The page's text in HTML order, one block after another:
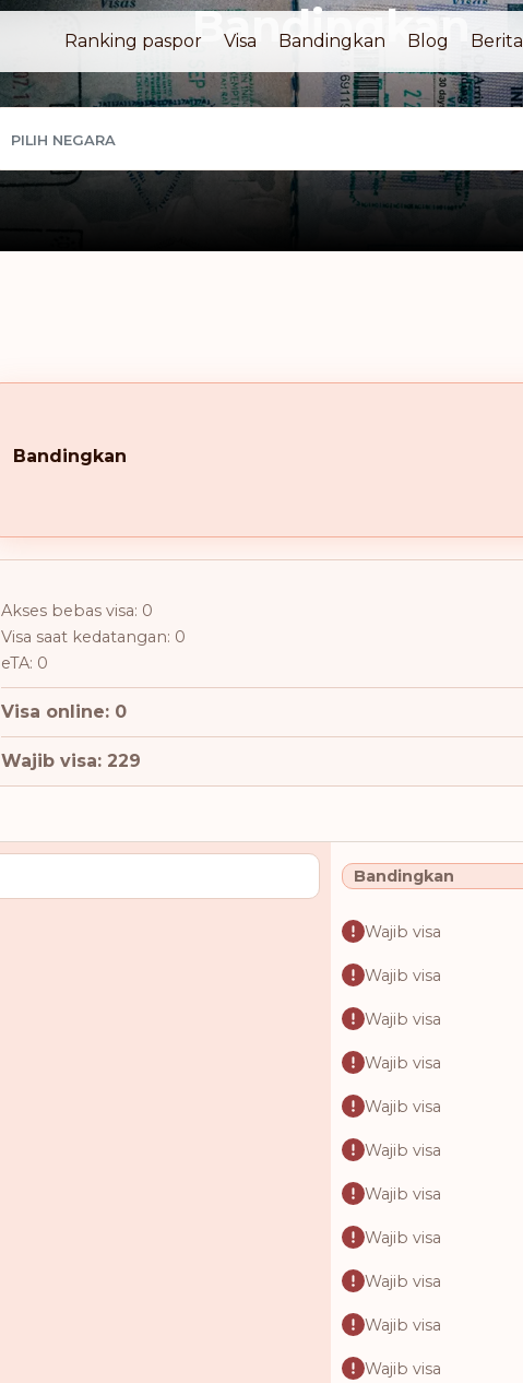
Ranking paspor Visa Bandingkan Blog Berita
Bandingkan
PILIH NEGARA
Bandingkan
Akses bebas visa: 0
Visa saat kedatangan: 0
eTA: 0
Visa online: 0
Wajib visa: 229
Bandingkan
Wajib visa
Wajib visa
Wajib visa
Wajib visa
Wajib visa
Wajib visa
Wajib visa
Wajib visa
Wajib visa
Wajib visa
Wajib visa